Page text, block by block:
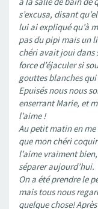
s’excusa, disant
lui ai expliqué qu’à
pas du pipi mais un
chéri avait joui dans
force d’éjaculer si
gouttes blanches
Epuisés nous nous
enserrant Marie, et
l’aime !
Au petit matin en
que mon chéri
l’aime vraiment
séparer aujourd’hui.
On a été prendre le
mais tous nous
quelque chose!